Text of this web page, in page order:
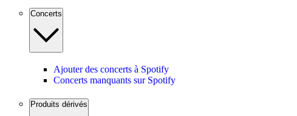
Concerts
Ajouter des concerts à Spotify
Concerts manquants sur Spotify
Produits dérivés